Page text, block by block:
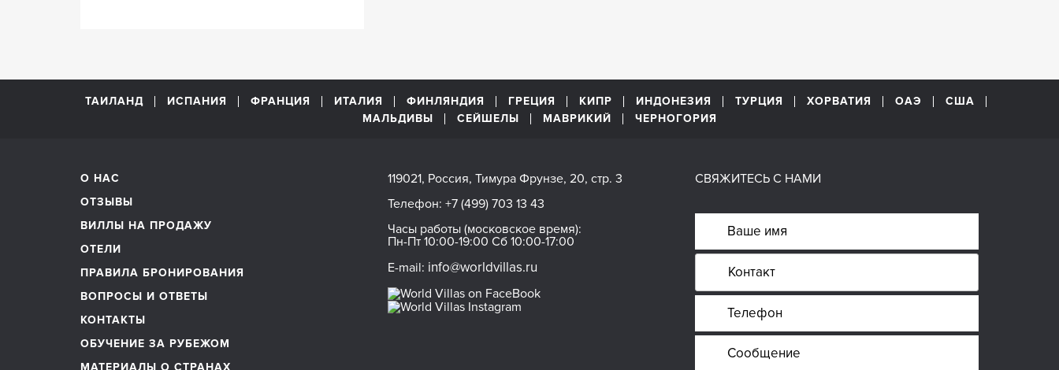
ТАИЛАНД ИСПАНИЯ ФРАНЦИЯ ИТАЛИЯ ФИНЛЯНДИЯ ГРЕЦИЯ КИПР ИНДОНЕЗИЯ ТУРЦИЯ ХОРВАТИЯ ОАЭ
США
МАЛЬДИВЫ
СЕЙШЕЛЫ МАВРИКИЙ ЧЕРНОГОРИЯ
О НАС
ОТЗЫВЫ
ВИЛЛЫ НА ПРОДАЖУ
ОТЕЛИ
ПРАВИЛА БРОНИРОВАНИЯ
ВОПРОСЫ И ОТВЕТЫ
КОНТАКТЫ
ОБУЧЕНИЕ ЗА РУБЕЖОМ
МАТЕРИАЛЫ О СТРАНАХ
119021, Россия, Тимура Фрунзе, 20, стр. 3
Телефон: +7 (499) 703 13 43
Часы работы (московское время):
Пн-Пт 10:00-19:00 Сб 10:00-17:00
E-mail: info@worldvillas.ru
СВЯЖИТЕСЬ С НАМИ